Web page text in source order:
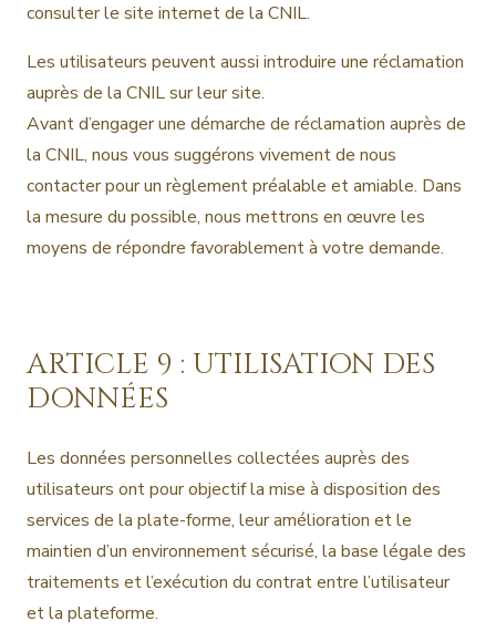
consulter le site internet de la CNIL.
Les utilisateurs peuvent aussi introduire une réclamation
auprès de la CNIL sur leur site.
Avant d’engager une démarche de réclamation auprès de
la CNIL, nous vous suggérons vivement de nous
contacter pour un règlement préalable et amiable. Dans
la mesure du possible, nous mettrons en œuvre les
moyens de répondre favorablement à votre demande.
ARTICLE 9 : UTILISATION DES
DONNÉES
Les données personnelles collectées auprès des
utilisateurs ont pour objectif la mise à disposition des
services de la plate-forme, leur amélioration et le
maintien d’un environnement sécurisé, la base légale des
traitements et l’exécution du contrat entre l’utilisateur
et la plateforme.